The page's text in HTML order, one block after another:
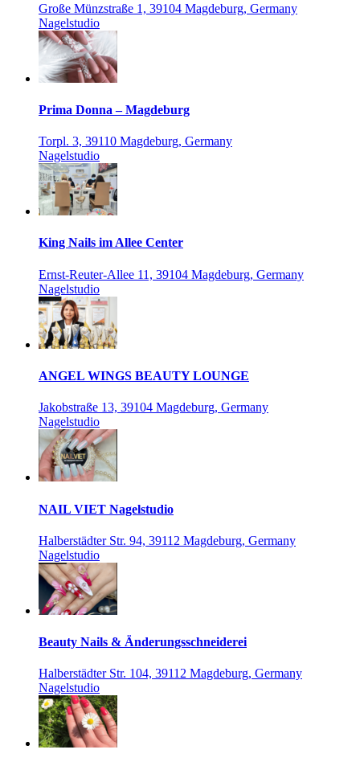
Große Münzstraße 1, 39104 Magdeburg, Germany
Nagelstudio
Prima Donna – Magdeburg
Torpl. 3, 39110 Magdeburg, Germany
Nagelstudio
King Nails im Allee Center
Ernst-Reuter-Allee 11, 39104 Magdeburg, Germany
Nagelstudio
ANGEL WINGS BEAUTY LOUNGE
Jakobstraße 13, 39104 Magdeburg, Germany
Nagelstudio
NAIL VIET Nagelstudio
Halberstädter Str. 94, 39112 Magdeburg, Germany
Nagelstudio
Beauty Nails & Änderungsschneiderei
Halberstädter Str. 104, 39112 Magdeburg, Germany
Nagelstudio